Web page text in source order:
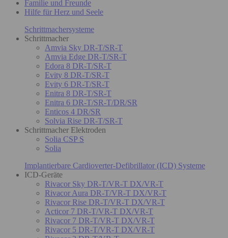
Familie und Freunde
Hilfe für Herz und Seele
Schrittmachersysteme
Schrittmacher
Amvia Sky DR-T/SR-T
Amvia Edge DR-T/SR-T
Edora 8 DR-T/SR-T
Evity 8 DR-T/SR-T
Evity 6 DR-T/SR-T
Enitra 8 DR-T/SR-T
Enitra 6 DR-T/SR-T/DR/SR
Enticos 4 DR/SR
Solvia Rise DR-T/SR-T
Schrittmacher Elektroden
Solia CSP S
Solia
Implantierbare Cardioverter-Defibrillator (ICD) Systeme
ICD-Geräte
Rivacor Sky DR-T/VR-T DX/VR-T
Rivacor Aura DR-T/VR-T DX/VR-T
Rivacor Rise DR-T/VR-T DX/VR-T
Acticor 7 DR-T/VR-T DX/VR-T
Rivacor 7 DR-T/VR-T DX/VR-T
Rivacor 5 DR-T/VR-T DX/VR-T